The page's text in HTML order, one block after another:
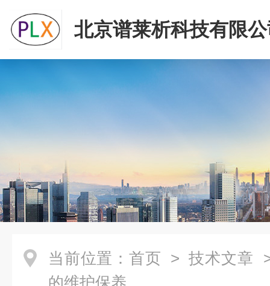
北京谱莱析科技有限
当前位置： 首页 > 技术文章
的维护保养